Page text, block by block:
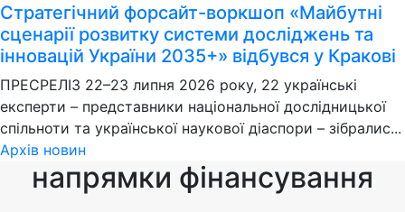
Стратегічний форсайт-воркшоп «Майбутні
сценарії розвитку системи досліджень та
інновацій України 2035+» відбувся у Кракові
ПРЕСРЕЛІЗ 22–23 липня 2026 року, 22 українські
експерти – представники національної дослідницької
спільноти та української наукової діаспори – зібралис...
Архів новин
напрямки фінансування